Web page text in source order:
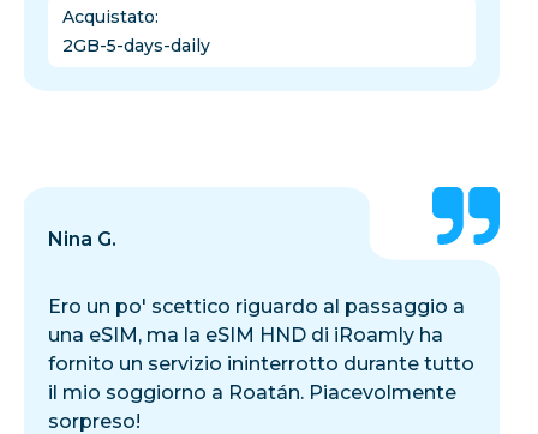
Acquistato:
2GB-5-days-daily
Nina G.
Ero un po' scettico riguardo al passaggio a
una eSIM, ma la eSIM HND di iRoamly ha
fornito un servizio ininterrotto durante tutto
il mio soggiorno a Roatán. Piacevolmente
sorpreso!